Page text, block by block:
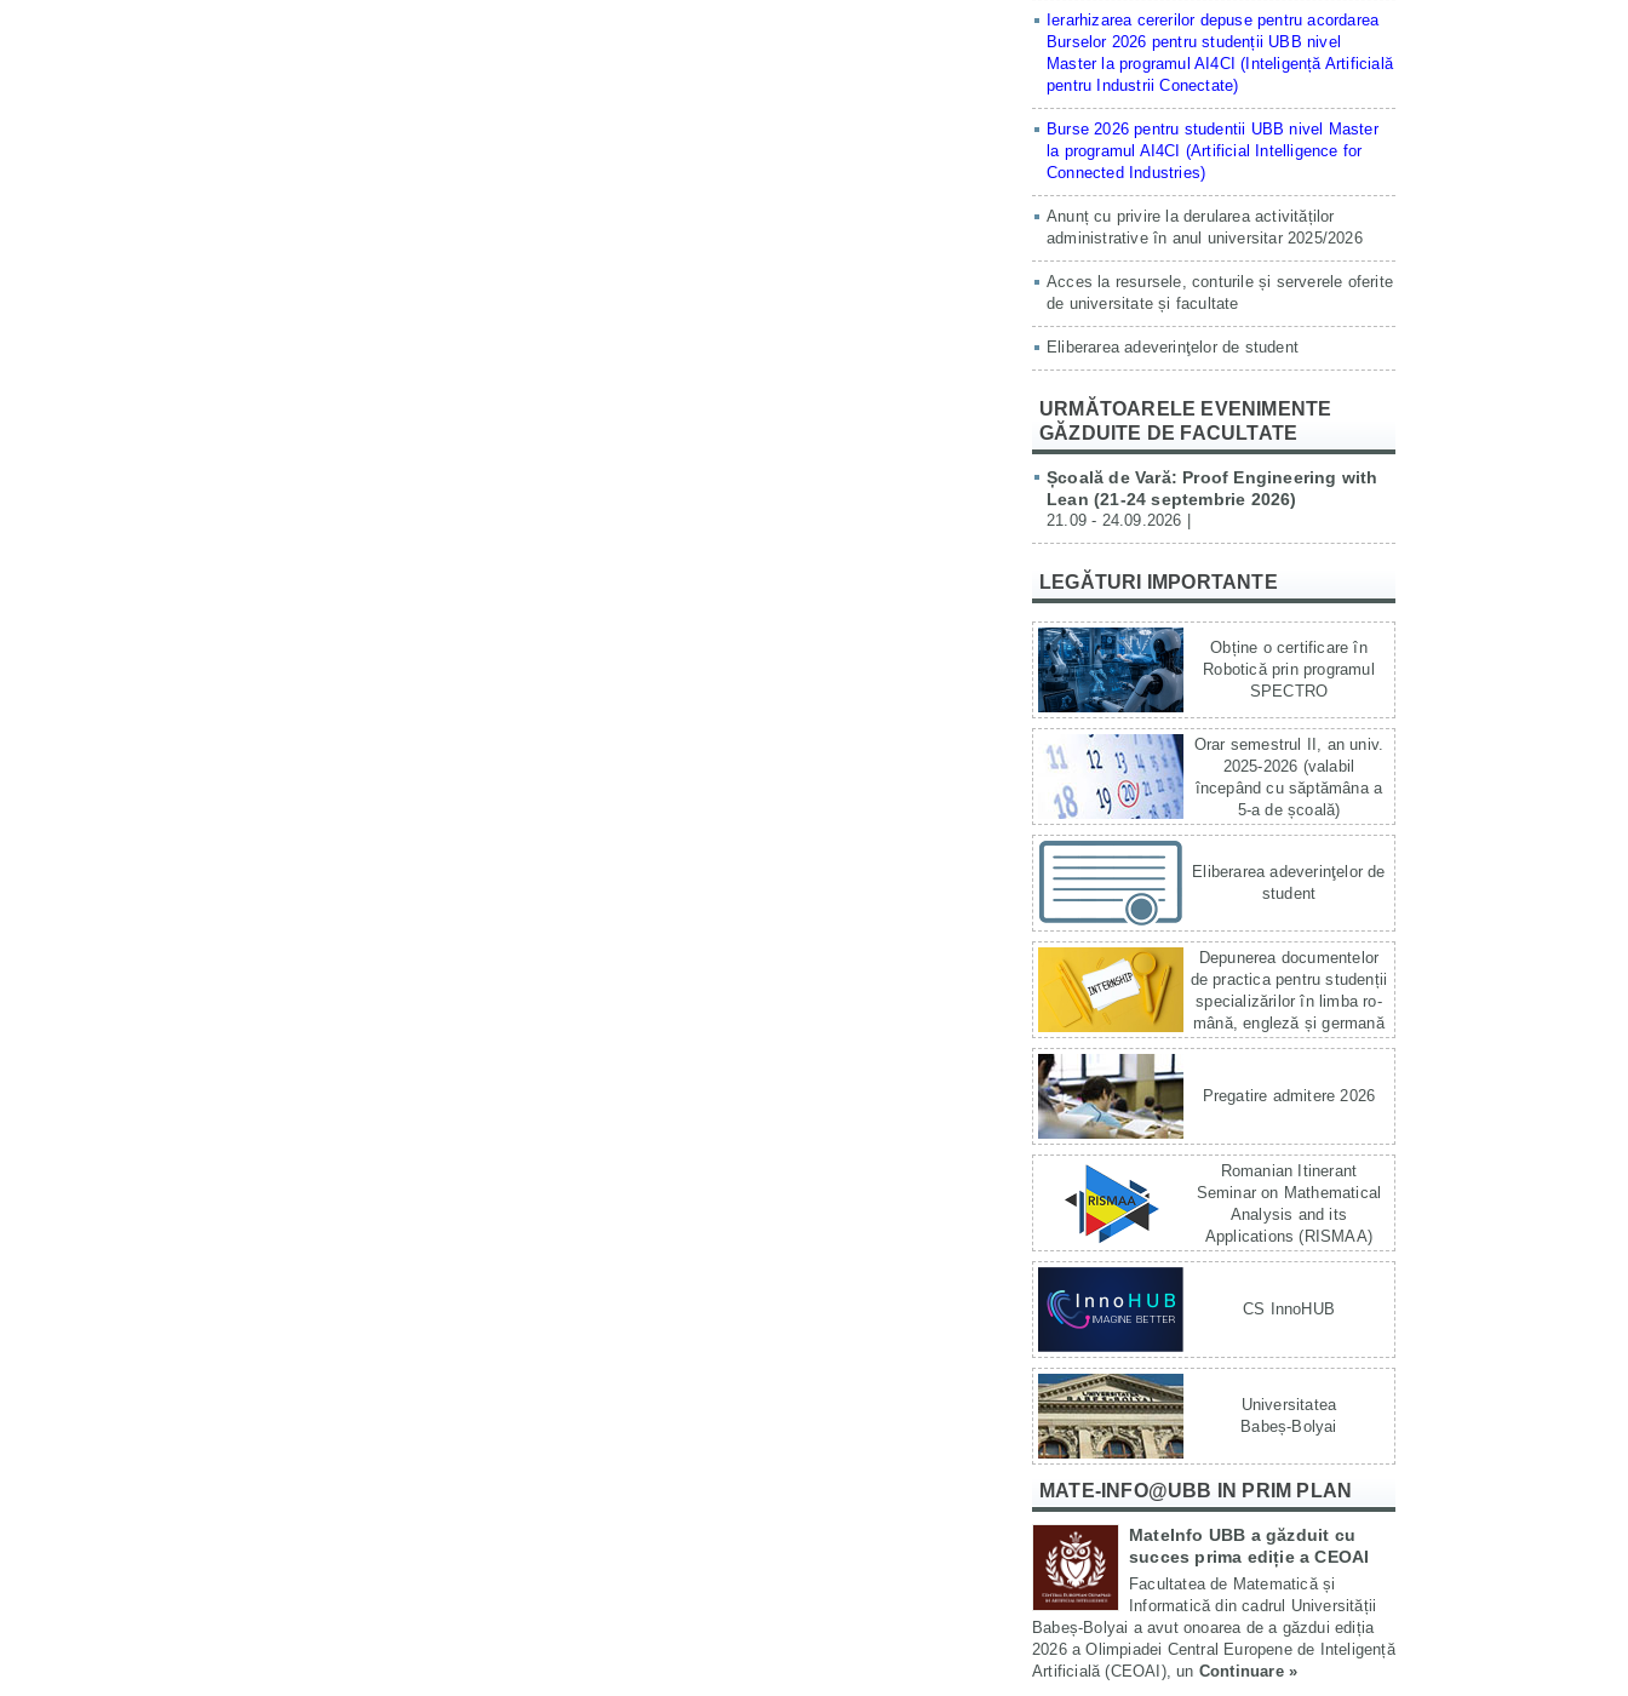
Ierarhizarea cererilor depuse pentru acordarea
Burselor 2026 pentru studenții UBB nivel
Master la programul AI4CI (Inteligență Artificială
pentru Industrii Conectate)
Burse 2026 pentru studentii UBB nivel Master
la programul AI4CI (Artificial Intelligence for
Connected Industries)
Anunț cu privire la derularea activităților
administrative în anul universitar 2025/2026
Acces la resursele, conturile și serverele oferite
de universitate și facultate
Eliberarea adeverinţelor de student
URMĂTOARELE EVENIMENTE
GĂZDUITE DE FACULTATE
Școală de Vară: Proof Engineering with
Lean (21-24 septembrie 2026)
21.09 - 24.09.2026 |
LEGĂTURI IMPORTANTE
Obține o certificare în
Robotică prin programul
SPECTRO
Orar semestrul II, an univ.
2025-2026 (valabil
începând cu săptămâna a
5-a de școală)
Eliberarea adeverinţelor de
student
Depunerea documentelor
de practica pentru studenții
specializărilor în limba ro­
mână, engleză și germană
Pregatire admitere 2026
Romanian Itinerant
Seminar on Mathematical
Analysis and its
Applications (RISMAA)
CS InnoHUB
Universitatea
Babeș-Bolyai
MATE-INFO@UBB IN PRIM PLAN
MateInfo UBB a găzduit cu
succes prima ediție a CEOAI
Facultatea de Matematică și
Informatică din cadrul Universității
Babeș-Bolyai a avut onoarea de a găzdui ediția
2026 a Olimpiadei Central Europene de Inteligență
Artificială (CEOAI), un Continuare »